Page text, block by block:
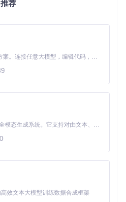
定清单文件格式版本，决定支持的
所需权限，activeTab确保仅在当
面路径及样式，
范
: 管理用户配置的"记忆中心"
展示，包含操作引导和测试区域
造个性化链接处理流程
荐
Claude Code 的开源替代方案。连接任意大模型，编辑代码，运行命令，自动验证 — 全自动执行。用 Rust 构建，极致性能。 ｜ An open-source alternative to Claude Code. Connect any LLM, edit code, run commands, and verify changes — autonomously. Built in Rust for speed. Get Started
MiniMax H3 是一个通用的全模态生成系统。它支持对由文本、图像、视频和音频组成的多模态上下文进行统一理解，并能生成分辨率高达 2K、时长可达 15 秒的带原生立体声音频的视频。得益于面向任务泛化的系统设计，H3 在预训练阶段就已具备广泛的多模态上下文理解与生成能力，能够出色地执行复杂的多模态指令。
0
效文本大模型训练数据合成框架